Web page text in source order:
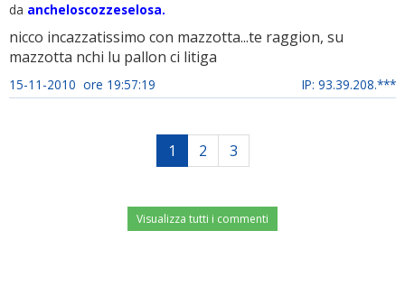
da ancheloscozzeselosa.
nicco incazzatissimo con mazzotta...te raggion, su
mazzotta nchi lu pallon ci litiga
15-11-2010 ore 19:57:19 IP: 93.39.208.***
1 2 3
Visualizza tutti i commenti